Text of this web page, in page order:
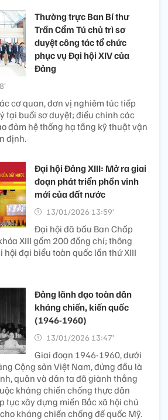
Thường trực Ban Bí thư
Trần Cẩm Tú chủ trì sơ
duyệt công tác tổ chức
phục vụ Đại hội XIV của
Đảng
cơ quan, đơn vị nghiêm túc tiếp
tại buổi sơ duyệt; điều chỉnh các
đảm hệ thống hạ tầng kỹ thuật vận
định.
Đại hội Đảng XIII: Mở ra giai
đoạn phát triển phồn vinh
mới của đất nước
13/01/2026 13:59’
Đại hội đã bầu Ban Chấp
XIII gồm 200 đồng chí; thông
đại biểu toàn quốc lần thứ XIII
Đảng lãnh đạo toàn dân
kháng chiến, kiến quốc
(1946-1960)
13/01/2026 13:47’
Giai đoạn 1946-1960, dưới
Cộng sản Việt Nam, đứng đầu là
quân và dân ta đã giành thắng
kháng chiến chống thực dân
tục xây dựng miền Bắc xã hội chủ
kháng chiến chống đế quốc Mỹ.